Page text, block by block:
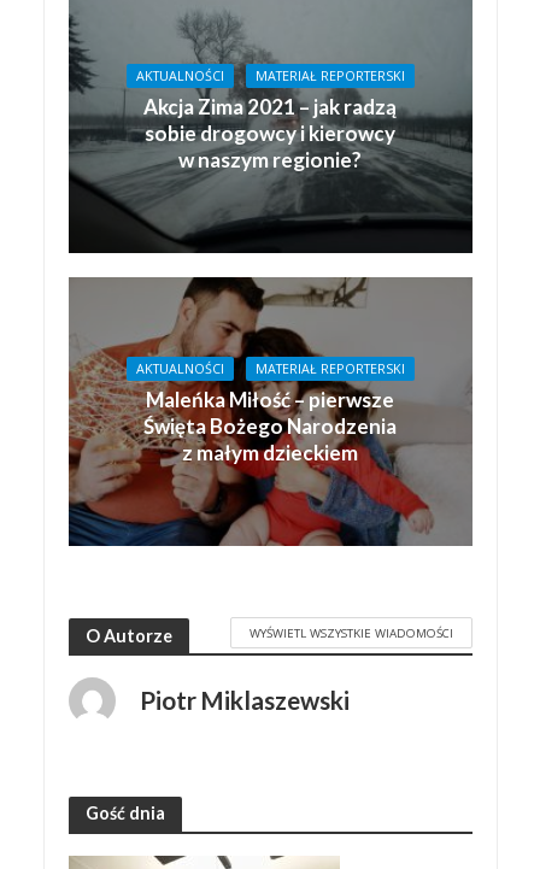
AKTUALNOŚCI MATERIAŁ REPORTERSKI
Akcja Zima 2021 – jak radzą
sobie drogowcy i kierowcy
w naszym regionie?
AKTUALNOŚCI MATERIAŁ REPORTERSKI
Maleńka Miłość – pierwsze
Święta Bożego Narodzenia
z małym dzieckiem
O Autorze WYŚWIETL WSZYSTKIE WIADOMOŚCI
Piotr Miklaszewski
Gość dnia